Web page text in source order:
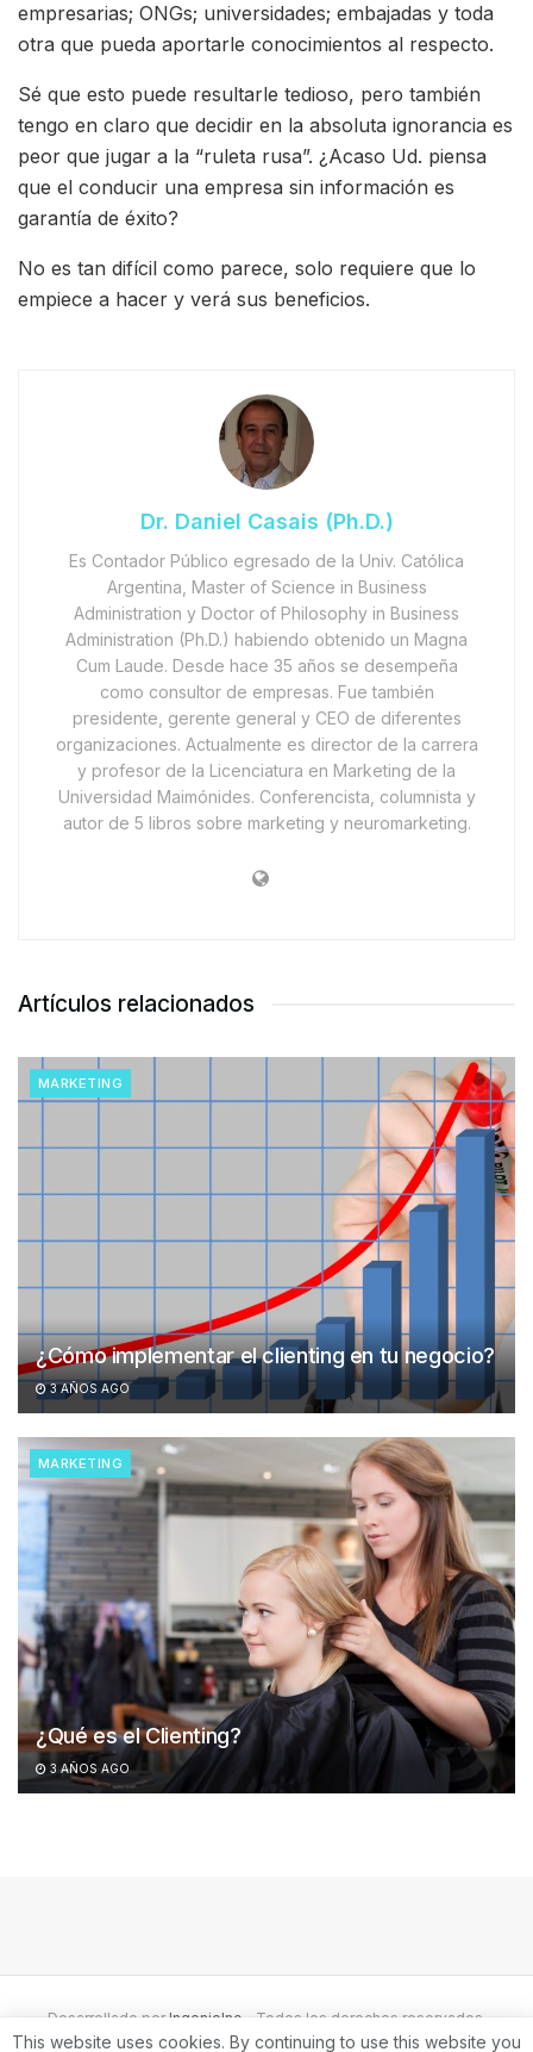
empresarias; ONGs; universidades; embajadas y toda
otra que pueda aportarle conocimientos al respecto.
Sé que esto puede resultarle tedioso, pero también
tengo en claro que decidir en la absoluta ignorancia es
peor que jugar a la “ruleta rusa”. ¿Acaso Ud. piensa
que el conducir una empresa sin información es
garantía de éxito?
No es tan difícil como parece, solo requiere que lo
empiece a hacer y verá sus beneficios.
Dr. Daniel Casais (Ph.D.)
Es Contador Público egresado de la Univ. Católica
Argentina, Master of Science in Business
Administration y Doctor of Philosophy in Business
Administration (Ph.D.) habiendo obtenido un Magna
Cum Laude. Desde hace 35 años se desempeña
como consultor de empresas. Fue también
presidente, gerente general y CEO de diferentes
organizaciones. Actualmente es director de la carrera
y profesor de la Licenciatura en Marketing de la
Universidad Maimónides. Conferencista, columnista y
autor de 5 libros sobre marketing y neuromarketing.
Artículos relacionados
MARKETING
¿Cómo implementar el clienting en tu negocio?
3 AÑOS AGO
MARKETING
¿Qué es el Clienting?
3 AÑOS AGO
Desarrollado porIngenioInc- Todos los derechos reservados.
This website uses cookies. By continuing to use this website you